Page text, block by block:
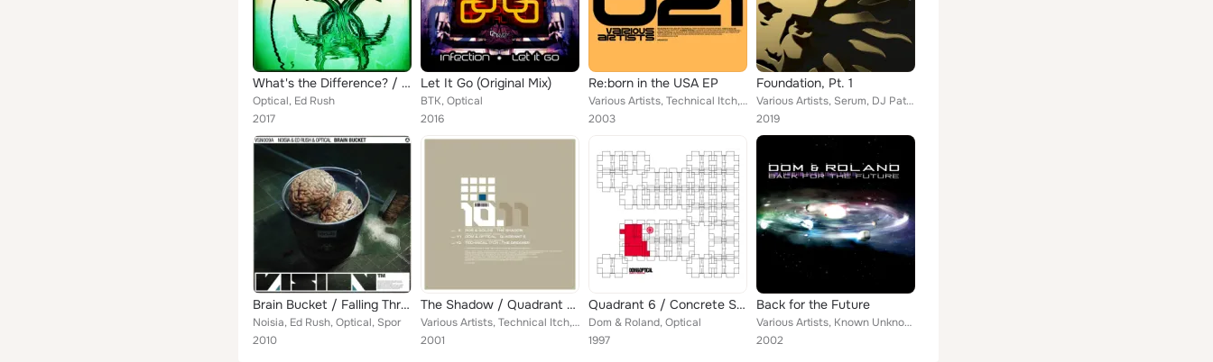
What's the Difference? / Medicine (Matrix Remix) (2017 Remaster)
Optical, Ed Rush
2017
Let It Go (Original Mix)
BTK, Optical
2016
Re:born in the USA EP
Various Artists, Technical Itch, Robbie Rivera, Rob & Goldie, Dom & Optical
2003
Foundation, Pt. 1
Various Artists, Serum, DJ Patife, Alibi, Command Strange, Dave Angel, DJ Die, L-Side, Artificial Intelligence, T.R.A.C., Roni S...
2019
Brain Bucket / Falling Through
Noisia, Ed Rush, Optical, Spor
2010
The Shadow / Quadrant 6 / The Dreamer
Various Artists, Technical Itch, Rob Playford, Dom & Roland, Goldie, Optical
2001
Quadrant 6 / Concrete Shoes
Dom & Roland, Optical
1997
Back for the Future
Various Artists, Known Unknown 1, Dom & Kemal, Current Affairs, Dom & Roland, Biostacis, Dom & Ryme Tyme, Dom & Optical feat. Ke...
2002